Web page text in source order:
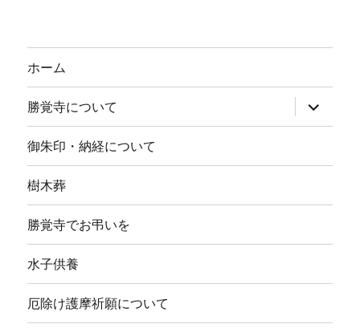
ホーム
勝覚寺について サ
ブ
メ
ー
開
御朱印・納経について
樹木葬
勝覚寺でお弔いを
水子供養
厄除け護摩祈願について